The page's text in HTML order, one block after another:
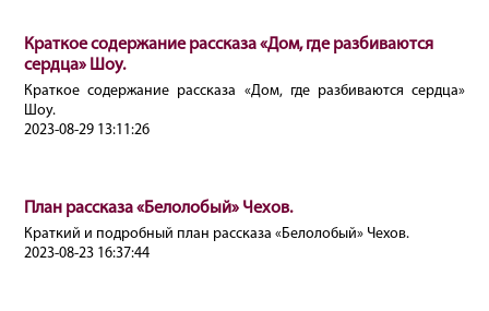
Краткое содержание рассказа «Дом, где разбиваются
сердца» Шоу.
Краткое содержание рассказа «Дом, где разбиваются сердца»
Шоу.
2023-08-29 13:11:26
План рассказа «Белолобый» Чехов.
Краткий и подробный план рассказа «Белолобый» Чехов.
2023-08-23 16:37:44